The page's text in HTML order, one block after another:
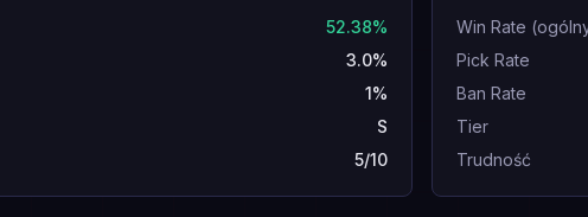
52.38%
3.0%
1%
S
5/10
Win Rate
Pick Rate
Ban Rate
Tier
Trudność